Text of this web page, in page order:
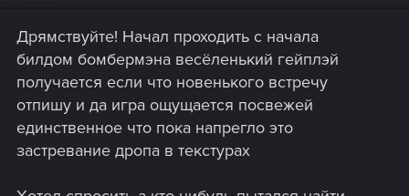
Дрямствуйте! Начал проходить с начала
билдом бомбермэна весёленький гейплэй
получается если что новенького встречу
отпишу и да игра ощущается посвежей
единственное что пока напрегло это
застревание дропа в текстурах